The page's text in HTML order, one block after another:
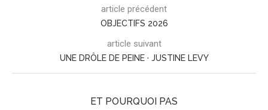
article précédent
OBJECTIFS 2026
article suivant
UNE DRÔLE DE PEINE · JUSTINE LEVY
ET POURQUOI PAS